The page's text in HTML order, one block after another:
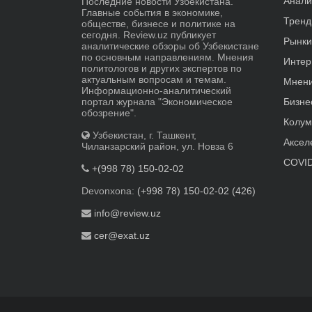
Главные события в экономике,
обществе, бизнесе и политике на
сегодня. Review.uz публикует
аналитические обзоры об Узбекистане
по основным направлениям. Мнения
политологов и других экспертов по
актуальным вопросам и темам.
Информационно-аналитический
портал журнала "Экономическое
обозрение".
Узбекистан, г. Ташкент,
Чиланзарский район, ул. Новза 6
+(998 78) 150-02-02
Devonxona: (+998 78) 150-02-02 (426)
info@review.uz
cer@exat.uz
Рынки